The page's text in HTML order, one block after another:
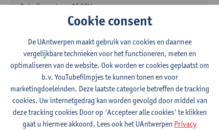
2E SEM
3studiepunten
Linda Beenaerts
2-Wiskunde
2E SEM
studiepunten
Lesgever(s):
Rudi Penne Jeffrey Cornelis
Kris Annaert
Stijn Dierckx
Annelies Fabri
Senne Ignoul
Specifiek deel
15 studiepunten
Cookie consent
De UAntwerpen maakt gebruik van cookies en daarmee
vergelijkbare technieken voor het functioneren, meten en
optimaliseren van de website. Ook worden er cookies geplaatst om
b.v. YouTubefilmpjes te kunnen tonen en voor
marketingdoeleinden. Deze laatste categorie betreffen de tracking
cookies. Uw internetgedrag kan worden gevolgd door middel van
deze tracking cookies Door op 'Accepteer alle cookies' te klikken
gaat u hiermee akkoord. Lees ook het UAntwerpen Privacy